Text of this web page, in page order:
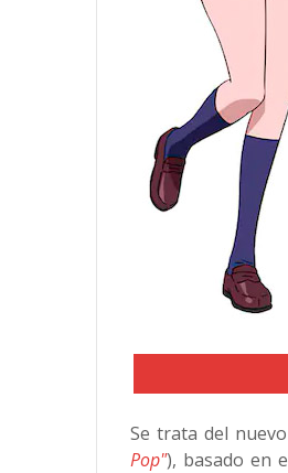
Se trata del
Pop"), basado en